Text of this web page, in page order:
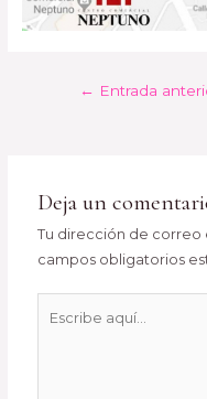
← Entrada
Deja un
Tu dirección de correo
campos obligatorios